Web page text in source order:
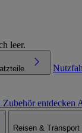
leer.
Zubehör entdecken
Reisen & Transport